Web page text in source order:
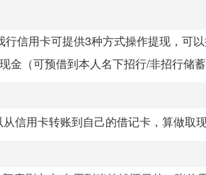
信用卡可提供3种方式操作提现，可
金（可预借到本人名下招行/非招行储
信用卡转账到自己的借记卡，算做取